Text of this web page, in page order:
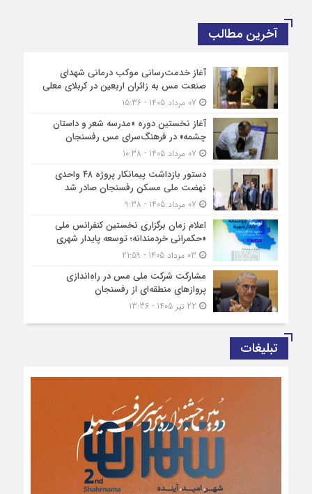
آخرین مطالب
آغاز خدمت‌رسانی موکب درمانی شهدای
صنعت مس به زائران اربعین در کربلای معلی
آغاز نخستین دوره «مدرسه شعر و داستان
چشمه» در فرهنگ‌سرای مس رفسنجان
دستور بازداشت پیمانکار پروژه ۴۸ واحدی
نهضت ملی مسکن رفسنجان صادر شد
اعلام زمان برگزاری نخستین کنفرانس ملی
«حکمرانی خردمندانه؛ توسعه پایدار شهری
مشارکت شرکت ملی مس در راه‌اندازی
پروازهای منطقه‌ای از رفسنجان
تبلیغات